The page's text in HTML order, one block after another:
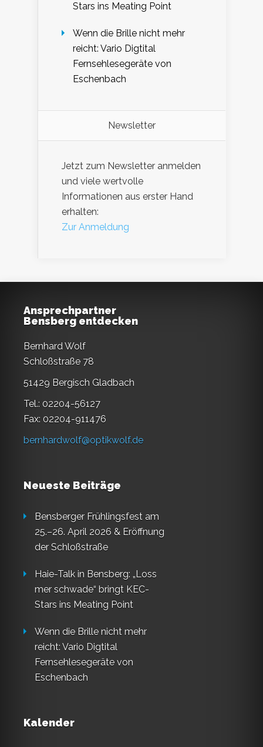
Stars ins Meating Point
Wenn die Brille nicht mehr
reicht: Vario Digtital
Fernsehlesegeräte von
Eschenbach
Newsletter
Jetzt zum Newsletter anmelden
und viele wertvolle
Informationen aus erster Hand
erhalten:
Zur Anmeldung
Ansprechpartner
Bensberg entdecken
Bernhard Wolf
Schloßstraße 78
51429 Bergisch Gladbach
Tel.: 02204-56127
Fax: 02204-911476
bernhardwolf@optikwolf.de
Neueste Beiträge
Bensberger Frühlingsfest am
25.–26. April 2026 & Eröffnung
der Schloßstraße
Haie-Talk in Bensberg: „Loss
mer schwade“ bringt KEC-
Stars ins Meating Point
Wenn die Brille nicht mehr
reicht: Vario Digtital
Fernsehlesegeräte von
Eschenbach
Kalender